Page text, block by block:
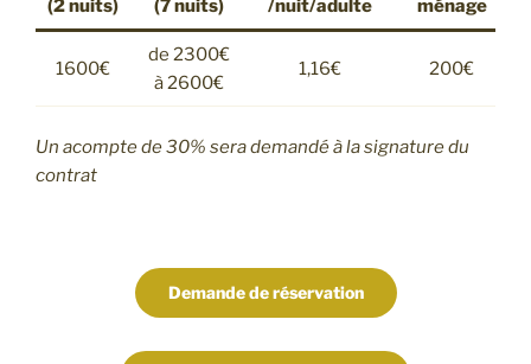
(2 nuits) (7 nuits) /nuit/adulte ménage
1600€
de 2300€
à 2600€
1,16€ 200€
Un acompte de 30% sera demandé à la signature du
contrat
Demande de réservation